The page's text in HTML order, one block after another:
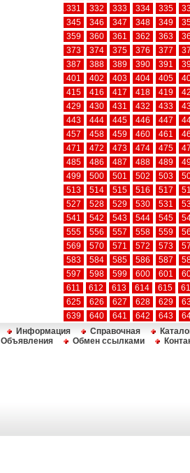
331
332 333 334 335
345
346 347 348 349
359
360 361 362 363
373
374 375 376 377
387
388 389 390 391
401
402 403 404 405
415
416 417 418 419
429
430 431 432 433
443
444 445 446 447
457
458 459 460 461
471
472 473 474 475
485
486 487 488 489
499
500 501 502 503
513
514 515 516 517
527
528 529 530 531
541
542 543 544 545
555
556 557 558 559
569
570 571 572 573
583
584 585 586 587
597
598 599 600 601
611
612 613 614 615
625
626 627 628 629
639
640 641 642 643
Информация Справочная
Объявления Обмен ссылками